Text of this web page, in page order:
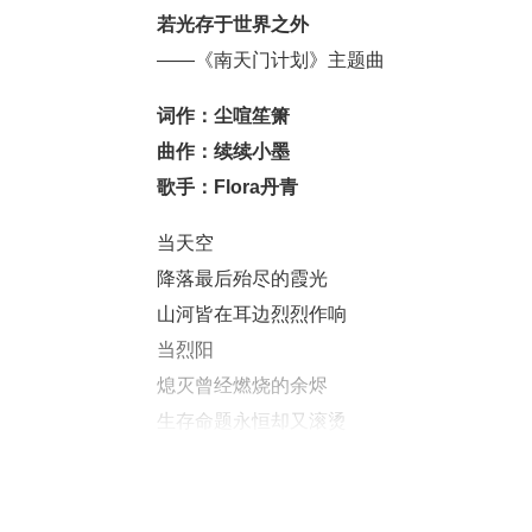
若光存于世界之外
——《南天门计划》主题曲
词作：尘喧笙箫
曲作：续续小墨
歌手： Flora丹青
当天空
降落最后殆尽的霞光
山河皆在耳边烈烈作响
当烈阳
熄灭曾经燃烧的余烬
生存命题永恒却又滚烫